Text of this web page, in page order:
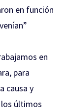
en función
en
para
causa y
últimos